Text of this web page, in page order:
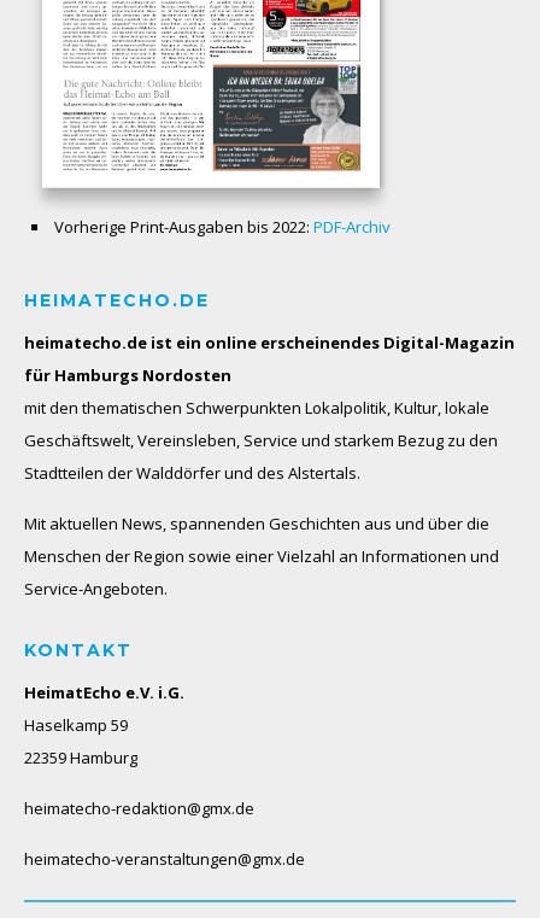
Vorherige Print-Ausgaben bis 2022: PDF-Archiv
HEIMATECHO.DE
heimatecho.de ist ein online erscheinendes Digital-Magazin
für Hamburgs Nordosten
mit den thematischen Schwerpunkten Lokalpolitik, Kultur, lokale
Geschäftswelt, Vereinsleben, Service und starkem Bezug zu den
Stadtteilen der Walddörfer und des Alstertals.
Mit aktuellen News, spannenden Geschichten aus und über die
Menschen der Region sowie einer Vielzahl an Informationen und
Service-Angeboten.
KONTAKT
HeimatEcho e.V. i.G.
Haselkamp 59
22359 Hamburg
heimatecho-redaktion@gmx.de
heimatecho-veranstaltungen@gmx.de